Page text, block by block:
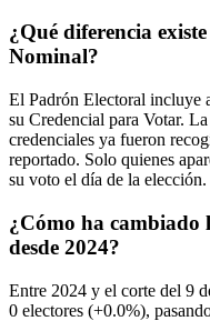
¿Qué diferencia
Nominal?
El Padrón Electoral incluye
su Credencial para Votar.
credenciales ya fueron
reportado. Solo quienes
su voto el día de la elección.
¿Cómo ha cambiado
desde 2024?
Entre 2024 y el corte del 9
0 electores (+0.0%),